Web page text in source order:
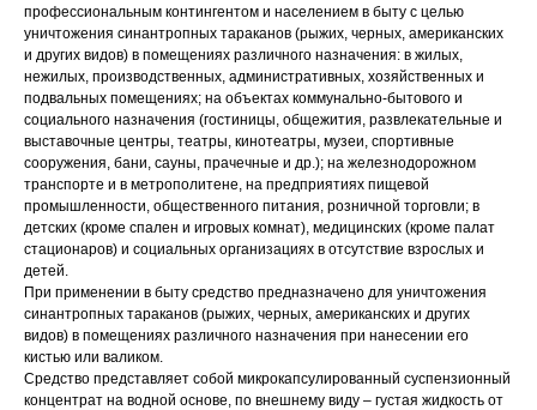
профессиональным контингентом и населением в быту с целью
уничтожения синантропных тараканов (рыжих, черных, американских
и других видов) в помещениях различного назначения: в жилых,
нежилых, производственных, административных, хозяйственных и
подвальных помещениях; на объектах коммунально-бытового и
социального назначения (гостиницы, общежития, развлекательные и
выставочные центры, театры, кинотеатры, музеи, спортивные
сооружения, бани, сауны, прачечные и др.); на железнодорожном
транспорте и в метрополитене, на предприятиях пищевой
промышленности, общественного питания, розничной торговли; в
детских (кроме спален и игровых комнат), медицинских (кроме палат
стационаров) и социальных организациях в отсутствие взрослых и
детей.
При применении в быту средство предназначено для уничтожения
синантропных тараканов (рыжих, черных, американских и других
видов) в помещениях различного назначения при нанесении его
кистью или валиком.
Средство представляет собой микрокапсулированный суспензионный
концентрат на водной основе, по внешнему виду – густая жидкость от